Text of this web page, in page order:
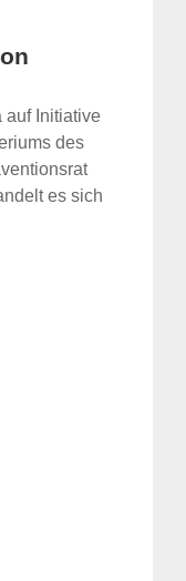
auf Initiative
des
es sich